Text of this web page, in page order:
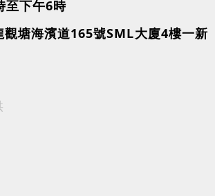
至下午6時
觀塘海濱道165號SML大廈4樓一新